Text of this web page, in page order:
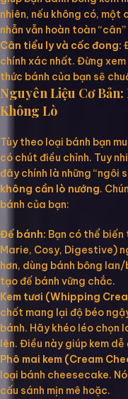
nhiên, nếu không có,
nhẫn vẫn hoàn toàn
Cân tiểu ly và cốc đong:
chính xác nhất. Đừng
thức bánh của bạn sẽ
Nguyên Liệu Cơ
Không Lò
Tùy theo loại bánh bạn
có chút điều chỉnh. Tuy
đây chính là những “ngôi
không cần lò nướng.
bánh của bạn:
Đế bánh: Bạn có thể
Marie, Cosy, Digestive)
hơn, dùng bánh bông
tạo đế bánh vững chắc.
Kem tươi (Whipping
chốt mang lại độ béo
bánh. Hãy khéo léo chọn
lên. Điều này giúp kem
Phô mai kem (Cream
loại bánh cheesecake.
cấu sánh mịn mê hoặc.